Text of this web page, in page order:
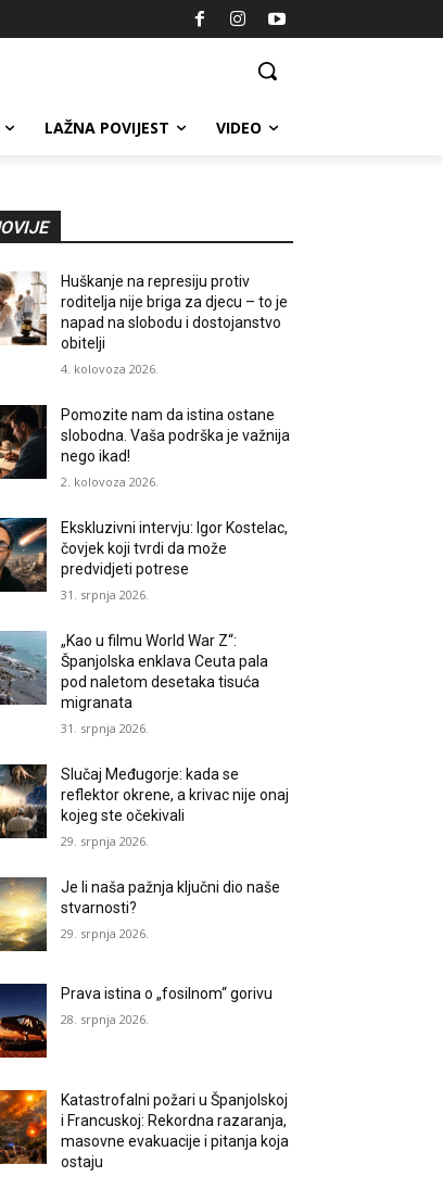
LAŽNA POVIJEST VIDEO
Huškanje na represiju protiv
roditelja nije briga za djecu – to je
napad na slobodu i dostojanstvo
obitelji
4. kolovoza 2026.
Pomozite nam da istina ostane
slobodna. Vaša podrška je važnija
nego ikad!
2. kolovoza 2026.
Ekskluzivni intervju: Igor Kostelac,
čovjek koji tvrdi da može
predvidjeti potrese
31. srpnja 2026.
„Kao u filmu World War Z“:
Španjolska enklava Ceuta pala
pod naletom desetaka tisuća
migranata
31. srpnja 2026.
Slučaj Međugorje: kada se
reflektor okrene, a krivac nije onaj
kojeg ste očekivali
29. srpnja 2026.
Je li naša pažnja ključni dio naše
stvarnosti?
29. srpnja 2026.
Prava istina o „fosilnom“ gorivu
28. srpnja 2026.
Katastrofalni požari u Španjolskoj
i Francuskoj: Rekordna razaranja,
masovne evakuacije i pitanja koja
ostaju